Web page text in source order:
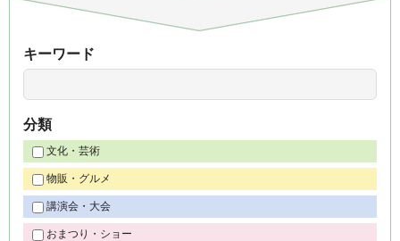
キーワード
分類
文化・芸術
物販・グルメ
講演会・大会
おまつり・ショー